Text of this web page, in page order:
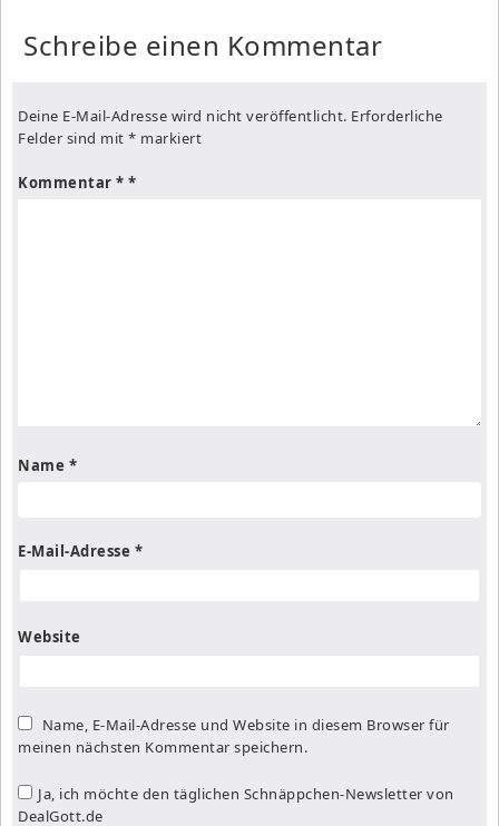
Schreibe einen Kommentar
Deine E-Mail-Adresse wird nicht veröffentlicht. Erforderliche
Felder sind mit * markiert
Kommentar *
Name *
E-Mail-Adresse *
Website
Name, E-Mail-Adresse und Website in diesem Browser für
meinen nächsten Kommentar speichern.
Ja, ich möchte den täglichen Schnäppchen-Newsletter von
DealGott.de